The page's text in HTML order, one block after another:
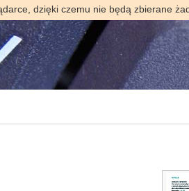
dzięki czemu nie będą zbierane